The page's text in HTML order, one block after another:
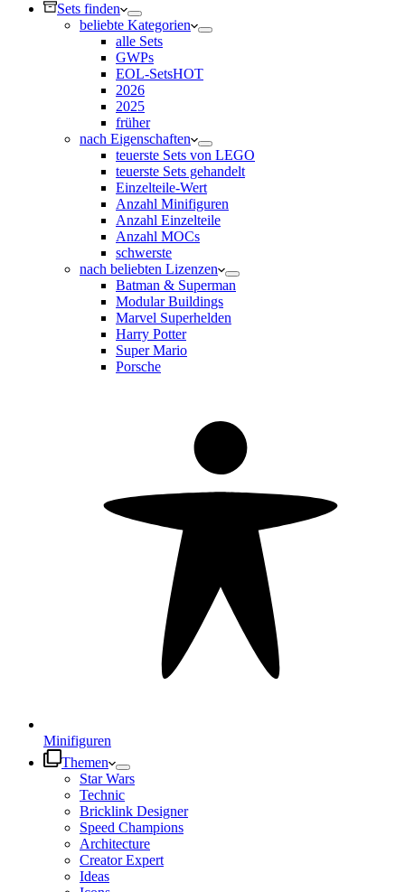
Sets finden
beliebte Kategorien
alle Sets
GWPs
EOL-SetsHOT
2026
2025
früher
nach Eigenschaften
teuerste Sets von LEGO
teuerste Sets gehandelt
Einzelteile-Wert
Anzahl Minifiguren
Anzahl Einzelteile
Anzahl MOCs
schwerste
nach beliebten Lizenzen
Batman & Superman
Modular Buildings
Marvel Superhelden
Harry Potter
Super Mario
Porsche
Minifiguren
Themen
Star Wars
Technic
Bricklink Designer
Speed Champions
Architecture
Creator Expert
Ideas